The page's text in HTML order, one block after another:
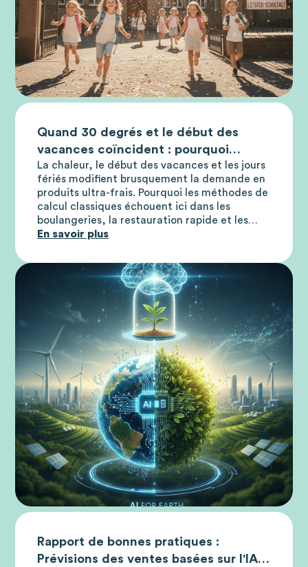
Quand 30 degrés et le début des
vacances coïncident : pourquoi
l'intuition atteint ses limites, surtout
dans les situations extrêmes
La chaleur, le début des vacances et les jours
fériés modifient brusquement la demande en
produits ultra-frais. Pourquoi les méthodes de
calcul classiques échouent ici dans les
boulangeries, la restauration rapide et les
supermarchés – et comment l'intelligence
En savoir plus
Rapport de bonnes pratiques :
Prévisions des ventes basées sur l'IA